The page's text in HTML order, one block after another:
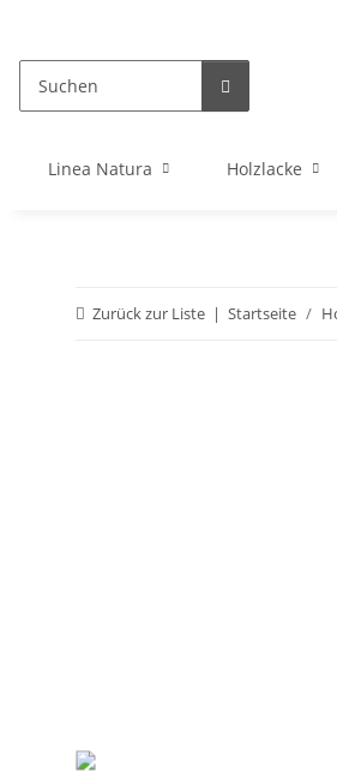
Linea Natura Holzlacke
Zurück zur Liste Startseite